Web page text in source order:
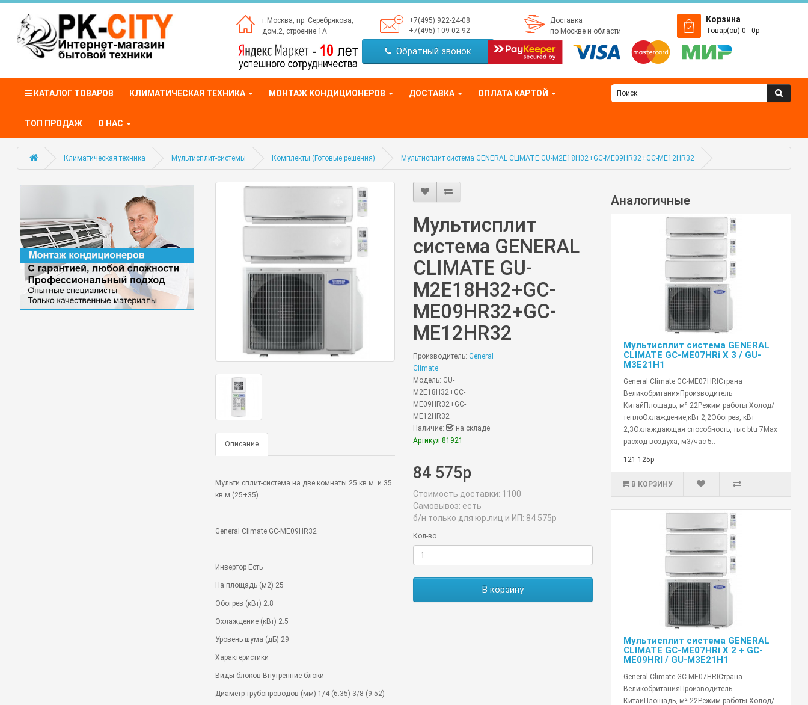
г.Москва, пр. Серебрякова,
дом.2, строение.1А
+7(495) 922-24-08
+7(495) 109-02-92
Обратный звонок
Доставка
по Москве и области
Корзина
Товар(ов) 0 - 0р
КАТАЛОГ ТОВАРОВ КЛИМАТИЧЕСКАЯ ТЕХНИКА МОНТАЖ КОНДИЦИОНЕРОВ ДОСТАВКА ОПЛАТА КАРТОЙ
ТОП ПРОДАЖ О НАС
Климатическая техника Мультисплит-системы Комплекты (Готовые решения) Мультисплит система GENERAL CLIMATE GU-M2E18H32+GC-ME09HR32+GC-ME12HR32
Описание
Мульти сплит-система на две комнаты 25 кв.м. и 35
кв.м.(25+35)
General Climate GC-ME09HR32
Инвертор Есть
На площадь (м2) 25
Обогрев (кВт) 2.8
Охлаждение (кВт) 2.5
Уровень шума (дБ) 29
Характеристики
Виды блоков Внутренние блоки
Диаметр трубопроводов (мм) 1/4 (6.35)-3/8 (9.52)
Мультисплит
система GENERAL
CLIMATE GU-
M2E18H32+GC-
ME09HR32+GC-
ME12HR32
Производитель: General
Climate
Модель: GU-
M2E18H32+GC-
ME09HR32+GC-
ME12HR32
Наличие:
на складе
Артикул 81921
84 575р
Стоимость доставки: 1100
Самовывоз: есть
б/н только для юр.лиц и ИП: 84 575р
Кол-во
В корзину
Аналогичные
Мультисплит система GENERAL
CLIMATE GC-ME07HRi X 3 / GU-
M3E21H1
General Climate GC-ME07HRIСтрана
ВеликобританияПроизводитель
КитайПлощадь, м² 22Режим работы Холод/
теплоОхлаждение,кВт 2,2Обогрев, кВт
2,3Охлаждающая способность, тыс btu 7Max
расход воздуха, м3/час 5..
121 125р
В КОРЗИНУ
Мультисплит система GENERAL
CLIMATE GC-ME07HRi X 2 + GC-
ME09HRI / GU-M3E21H1
General Climate GC-ME07HRIСтрана
ВеликобританияПроизводитель
КитайПлощадь, м² 22Режим работы Холод/